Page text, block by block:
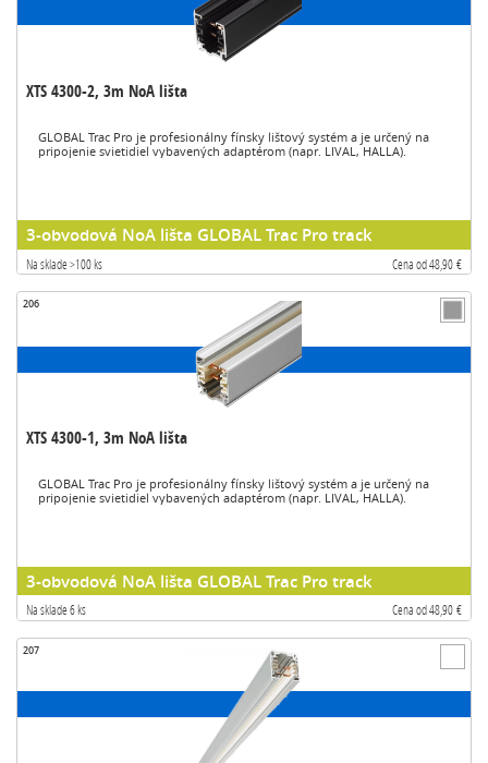
XTS 4300-2, 3m NoA lišta
GLOBAL Trac Pro je profesionálny fínsky lištový systém a je určený na
pripojenie svietidiel vybavených adaptérom (napr. LIVAL, HALLA).
3-obvodová NoA lišta GLOBAL Trac Pro track
Na sklade >100 ks Cena od 48,90 €
206
XTS 4300-1, 3m NoA lišta
GLOBAL Trac Pro je profesionálny fínsky lištový systém a je určený na
pripojenie svietidiel vybavených adaptérom (napr. LIVAL, HALLA).
3-obvodová NoA lišta GLOBAL Trac Pro track
Na sklade 6 ks Cena od 48,90 €
207